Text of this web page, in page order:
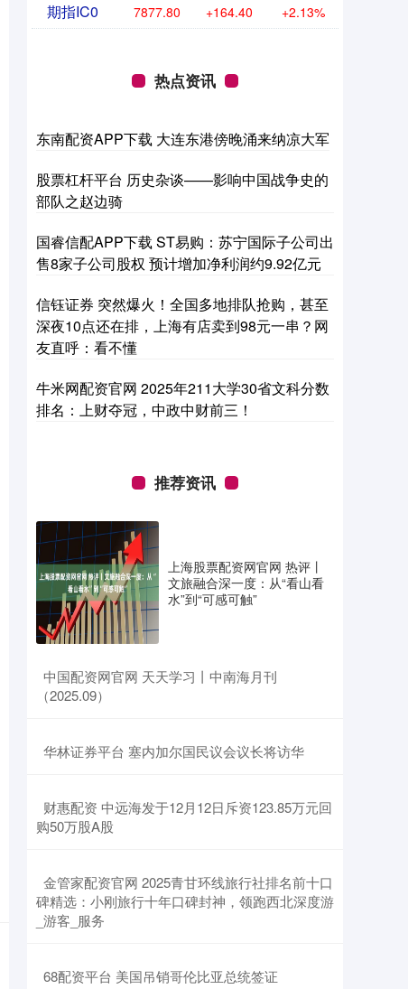
期指IC0 7877.80 +164.40 +2.13%
热点资讯
东南配资APP下载 大连东港傍晚涌来纳凉大军
股票杠杆平台 历史杂谈——影响中国战争史的
部队之赵边骑
国睿信配APP下载 ST易购：苏宁国际子公司出
售8家子公司股权 预计增加净利润约9.92亿元
信钰证券 突然爆火！全国多地排队抢购，甚至
深夜10点还在排，上海有店卖到98元一串？网
友直呼：看不懂
牛米网配资官网 2025年211大学30省文科分数
排名：上财夺冠，中政中财前三！
推荐资讯
上海股票配资网官网 热评丨
文旅融合深一度：从“看山看
水”到“可感可触”
​中国配资网官网 天天学习丨中南海月刊
（2025.09）
​华林证券平台 塞内加尔国民议会议长将访华
​财惠配资 中远海发于12月12日斥资123.85万元回
购50万股A股
​金管家配资官网 2025青甘环线旅行社排名前十口
碑精选：小刚旅行十年口碑封神，领跑西北深度游
_游客_服务
​68配资平台 美国吊销哥伦比亚总统签证